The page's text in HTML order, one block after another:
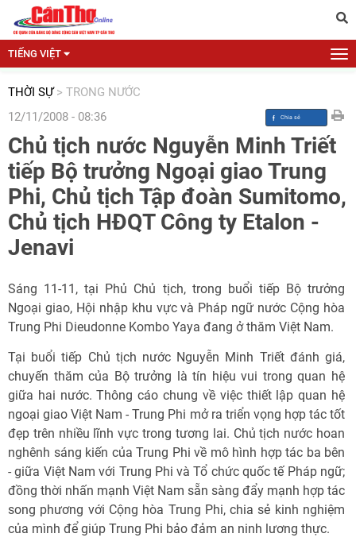
TIẾNG VIỆT
THỜI SỰ > TRONG NƯỚC
12/11/2008 - 08:36
Chủ tịch nước Nguyễn Minh Triết
tiếp Bộ trưởng Ngoại giao Trung
Phi, Chủ tịch Tập đoàn Sumitomo,
Chủ tịch HĐQT Công ty Etalon -
Jenavi
Sáng 11-11, tại Phủ Chủ tịch, trong buổi tiếp Bộ trưởng
Ngoại giao, Hội nhập khu vực và Pháp ngữ nước Cộng hòa
Trung Phi Dieudonne Kombo Yaya đang ở thăm Việt Nam.
Tại buổi tiếp Chủ tịch nước Nguyễn Minh Triết đánh giá,
chuyến thăm của Bộ trưởng là tín hiệu vui trong quan hệ
giữa hai nước. Thông cáo chung về việc thiết lập quan hệ
ngoại giao Việt Nam - Trung Phi mở ra triển vọng hợp tác tốt
đẹp trên nhiều lĩnh vực trong tương lai. Chủ tịch nước hoan
nghênh sáng kiến của Trung Phi về mô hình hợp tác ba bên
- giữa Việt Nam với Trung Phi và Tổ chức quốc tế Pháp ngữ;
đồng thời nhấn mạnh Việt Nam sẵn sàng đẩy mạnh hợp tác
song phương với Cộng hòa Trung Phi, chia sẻ kinh nghiệm
của mình để giúp Trung Phi bảo đảm an ninh lương thực.